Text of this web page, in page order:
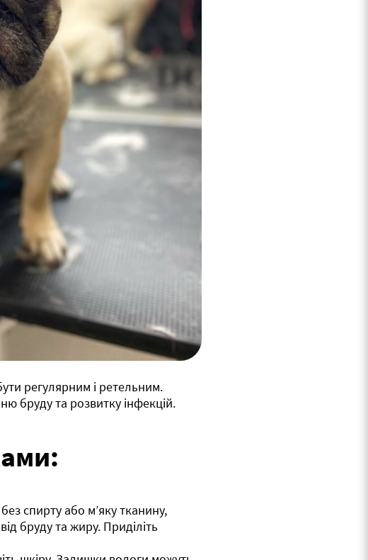
регулярним і ретельним.
бруду та розвитку інфекцій.
спирту або м’яку тканину,
бруду та жиру. Приділіть